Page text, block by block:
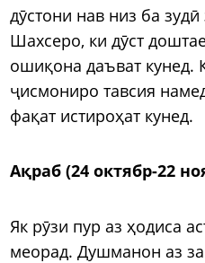
дӯстони нав низ ба
Шахсеро, ки дӯст
ошиқона даъват кунед.
ҷисмониро тавсия
фақат истироҳат кунед.
Ақраб (24 октябр-22
Як рӯзи пур аз ҳодиса
меорад. Душманон аз